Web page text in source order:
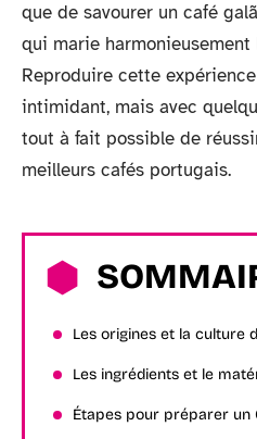
que de savourer un café
qui marie
Reproduire cette
intimidant, mais avec
tout à fait possible de
meilleurs cafés portugais.
Les origines et la culture
Les ingrédients et le
Étapes pour préparer un